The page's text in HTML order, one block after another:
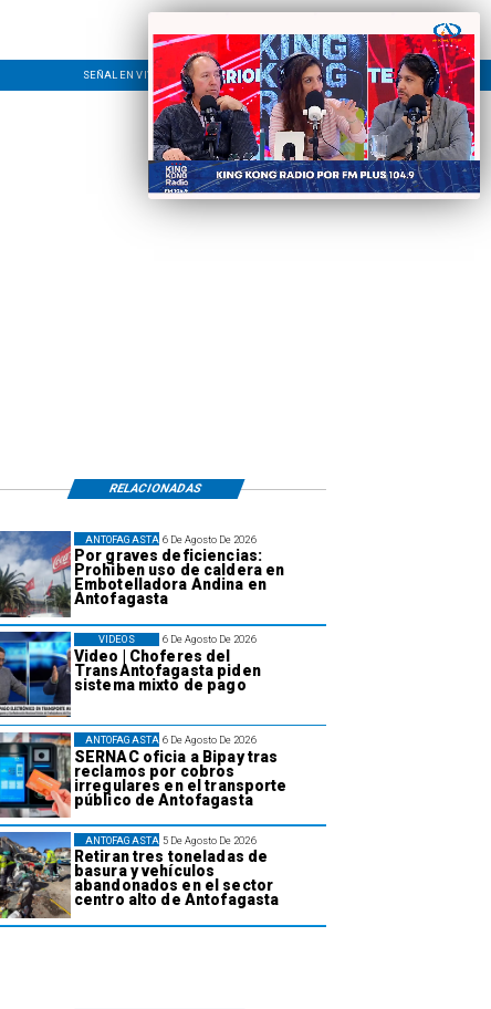
SEÑAL EN VIVO CONTACTO LÍNEA EDITORIAL
6 De Agosto De 2026
Por graves deficiencias:
Prohiben uso de caldera en
Embotelladora Andina en
Antofagasta
ANTOFAGASTA
6 De Agosto De 2026
Video | Choferes del
TransAntofagasta piden
sistema mixto de pago
VIDEOS
6 De Agosto De 2026
SERNAC oficia a Bipay tras
reclamos por cobros
irregulares en el transporte
público de Antofagasta
ANTOFAGASTA
5 De Agosto De 2026
Retiran tres toneladas de
basura y vehículos
abandonados en el sector
centro alto de Antofagasta
ANTOFAGASTA
RELACIONADAS